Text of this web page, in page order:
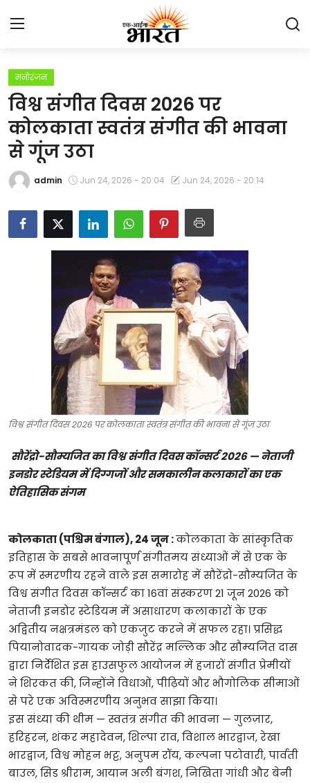
Home
प्रेस रिलीज़
देश
राजस्थान
लाइफस्टाइल
मनोरंजन
टेक्नोलॉजी
संपादकीय
बिज़नेस
मनोरंजन
विश्व संगीत दिवस 2026 पर
कोलकाता स्वतंत्र संगीत की भावना
से गूंज उठा
admin Jun 24, 2026 - 20:04 Jun 24, 2026 - 20:14
विश्व संगीत दिवस 2026 पर कोलकाता स्वतंत्र संगीत की भावना से गूंज उठा
सौरेंद्रो-सौम्यजित का विश्व संगीत दिवस कॉन्सर्ट 2026 — नेताजी
इनडोर स्टेडियम में दिग्गजों और समकालीन कलाकारों का एक
ऐतिहासिक संगम
कोलकाता (पश्चिम बंगाल), 24 जून :कोलकाता के सांस्कृतिक
इतिहास के सबसे भावनापूर्ण संगीतमय संध्याओं में से एक के
रूप में स्मरणीय रहने वाले इस समारोह में सौरेंद्रो-सौम्यजित के
विश्व संगीत दिवस कॉन्सर्ट का 16वां संस्करण 21 जून 2026 को
नेताजी इनडोर स्टेडियम में असाधारण कलाकारों के एक
अद्वितीय नक्षत्रमंडल को एकजुट करने में सफल रहा। प्रसिद्ध
पियानोवादक-गायक जोड़ी सौरेंद्र मल्लिक और सौम्यजित दास
द्वारा निर्देशित इस हाउसफुल आयोजन में हजारों संगीत प्रेमीयों
ने शिरकत की, जिन्होंने विधाओं, पीढ़ियों और भौगोलिक सीमाओं
से परे एक अविस्मरणीय अनुभव साझा किया।
इस संध्या की थीम — स्वतंत्र संगीत की भावना — गुलज़ार,
हरिहरन, शंकर महादेवन, शिल्पा राव, विशाल भारद्वाज, रेखा
भारद्वाज, विश्व मोहन भट्ट, अनुपम रॉय, कल्पना पटोवारी, पार्वती
बाउल, सिड श्रीराम, आयान अली बंगश, निखिता गांधी और बेनी